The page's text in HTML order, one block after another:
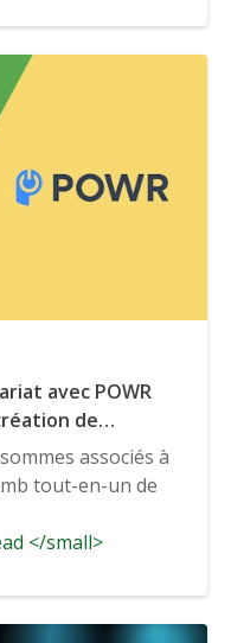
avec POWR
de
associés à
tout-en-un de
</small>